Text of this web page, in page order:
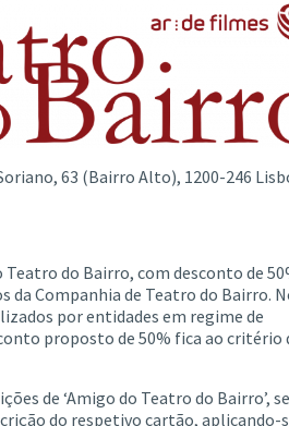
63 (Bairro Alto), 1200-246
do Bairro, com desconto de
da Companhia de Teatro do Bairro.
por entidades em regime de
proposto de 50% fica ao critério
de ‘Amigo do Teatro do Bairro’,
do respetivo cartão, aplicando-